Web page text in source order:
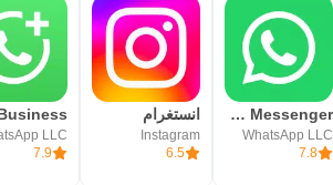
WhatsApp Messenger - واتساب مسنجر
WhatsApp LLC
7.8
انستغرام
Instagram
6.5
LLC
7.9